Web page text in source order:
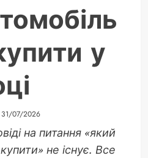
у
31/07/2026
на питання «який
не існує. Все